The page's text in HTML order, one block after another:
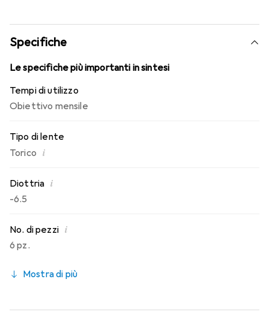
conosci. Comfort e assenza di fastidi per tutto il giorno
con queste lenti mensili.
Specifiche
Le specifiche più importanti in sintesi
Tempi di utilizzo
Obiettivo mensile
Tipo di lente
Torico i
Diottria i
-6.5
No. di pezzi i
6 pz.
Mostra di più